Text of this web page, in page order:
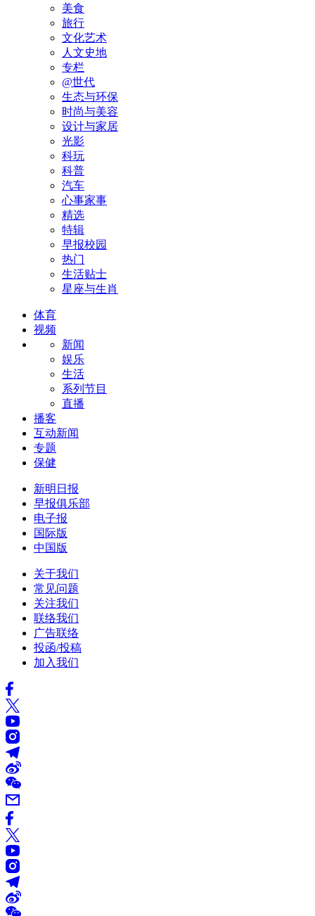
美食
旅行
文化艺术
人文史地
专栏
@世代
生态与环保
时尚与美容
设计与家居
光影
科玩
科普
汽车
心事家事
精选
特辑
早报校园
热门
生活贴士
星座与生肖
体育
视频
新闻
娱乐
生活
系列节目
直播
播客
互动新闻
专题
保健
新明日报
早报俱乐部
电子报
国际版
中国版
关于我们
常见问题
关注我们
联络我们
广告联络
投函/投稿
加入我们